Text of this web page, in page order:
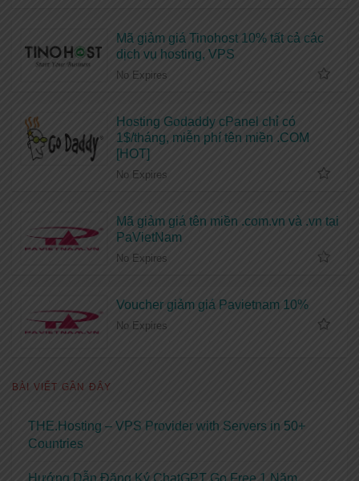
Mã giảm giá Tinohost 10% tất cả các
dịch vụ hosting, VPS
No Expires
Hosting Godaddy cPanel chỉ có
1$/tháng, miễn phí tên miền .COM
[HOT]
No Expires
Mã giảm giá tên miền .com.vn và .vn tại
PaVietNam
No Expires
Voucher giảm giá Pavietnam 10%
No Expires
BÀI VIẾT GẦN ĐÂY
THE.Hosting – VPS Provider with Servers in 50+
Countries